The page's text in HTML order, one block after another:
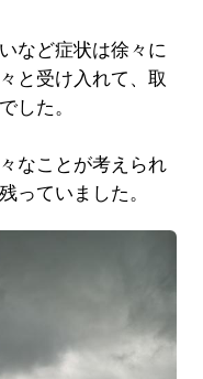
など症状は徐々に
と受け入れて、取
した。
なことが考えられ
っていました。